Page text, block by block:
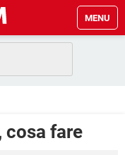
MENU
10
cosa fare